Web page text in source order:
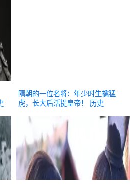
隋朝的一位名将：年少时生擒猛
虎，长大后活捉皇帝！
历史